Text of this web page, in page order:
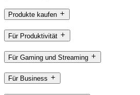
Produkte kaufen
Für Produktivität
Für Gaming und Streaming
Für Business